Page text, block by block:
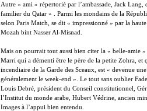
Autre « ami » répertorié par l’ambassade, Jack
familier du Qatar » . Parmi les mondains de la
selon Paris Match, se dit « impressionné » par la
Mozah bint Nasser Al-Misnad.
Mais on pourrait tout aussi bien citer la « belle-amie
Marri qui a démenti être le père de la petite Zohra, et
incendiaire de la Garde des Sceaux, est « devenue
généralement le week-end ». Le tout sans oublier
Louis Debré, président du Conseil constitutionnel,
l’Institut du monde arabe, Hubert Védrine, ancien
Images à l’appui bien entendu.